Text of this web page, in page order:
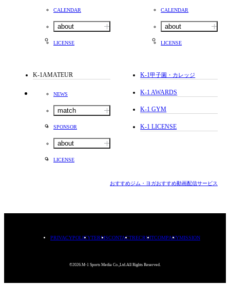
CALENDAR
about
LICENSE
CALENDAR
about
LICENSE
K-1AMATEUR
NEWS
match
SPONSOR
about
LICENSE
K-1甲子園・カレッジ
K-1 AWARDS
K-1 GYM
K-1 LICENSE
おすすめジム・ヨガおすすめ動画配信サービス
PRIVACYPOLICYTERMSCONTACTRECRUITCOMPANYMISSION
©2026.M-1 Sports Media Co.,Ltd.All Rights Reserved.